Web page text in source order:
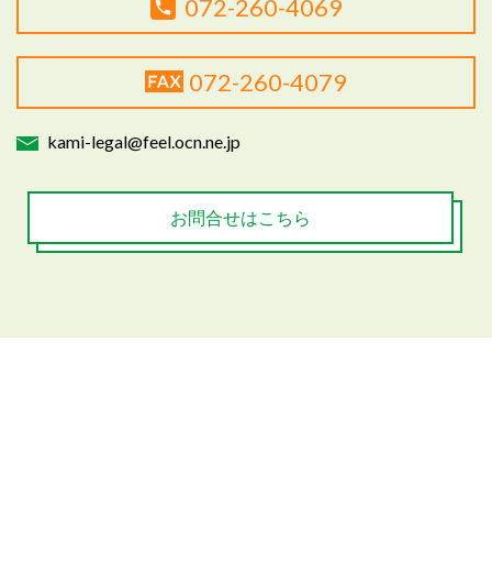
072-260-4069
072-260-4079
kami-legal@feel.ocn.ne.jp
お問合せはこちら